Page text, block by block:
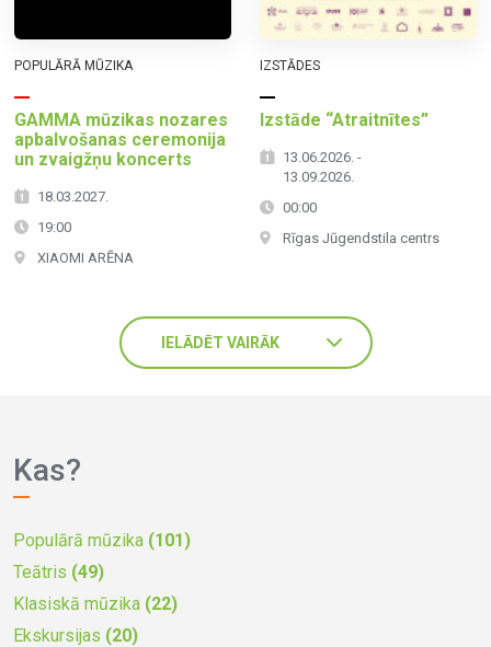
POPULĀRĀ MŪZIKA
GAMMA mūzikas nozares
apbalvošanas ceremonija
un zvaigžņu koncerts
18.03.2027.
19:00
XIAOMI ARĒNA
IZSTĀDES
Izstāde “Atraitnītes”
13.06.2026. -
13.09.2026.
00:00
Rīgas Jūgendstila centrs
IELĀDĒT VAIRĀK
Kas?
Populārā mūzika (101)
Teātris (49)
Klasiskā mūzika (22)
Ekskursijas (20)